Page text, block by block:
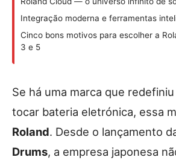
Integração moderna e ferramentas
Cinco bons motivos para escolher a
3 e 5
Se há uma marca que
tocar bateria eletrónica, essa
Roland. Desde o lançamento
Drums, a empresa japonesa